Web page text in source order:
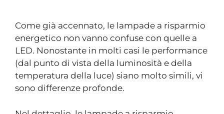
Come già accennato, le lampade a risparmio
energetico non vanno confuse con quelle a
LED. Nonostante in molti casi le performance
(dal punto di vista della luminosità e della
temperatura della luce) siano molto simili, vi
sono differenze profonde.